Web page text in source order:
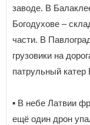
заводе. В
Богодухове –
части. В
грузовики на
патрульный катер
▪️ В небе Латвии
ещё один дрон